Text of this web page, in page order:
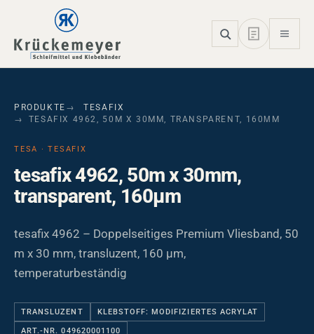
Skip to main navigation
Skip to main content
Skip to page footer
PRODUKTE
TESAFIX
TESAFIX 4962, 50M X 30MM, TRANSPARENT, 160ΜM
TESA · TESAFIX
tesafix 4962, 50m x 30mm,
transparent, 160µm
tesafix 4962 – Doppelseitiges Premium Vliesband, 50
m x 30 mm, transluzent, 160 µm,
temperaturbeständig
TRANSLUZENT KLEBSTOFF: MODIFIZIERTES ACRYLAT
ART.-NR. 049620001100